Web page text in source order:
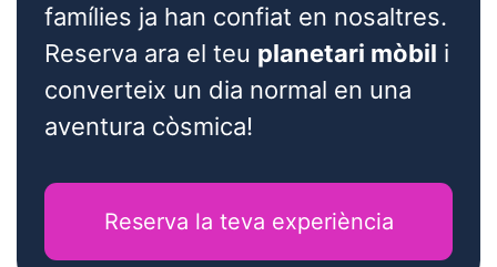
famílies ja han confiat en nosaltres.
Reserva ara el teu planetari mòbil i
converteix un dia normal en una
aventura còsmica!
Reserva la teva experiència